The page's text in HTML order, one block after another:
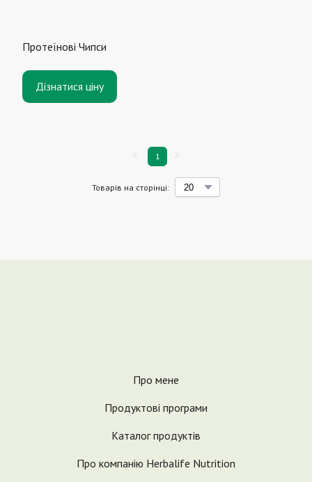
Протеїнові Чипси
Дізнатися ціну
Товарів на сторінці:
1
Про мене
Продуктові програми
Каталог продуктів
Про компанію Herbalife Nutrition